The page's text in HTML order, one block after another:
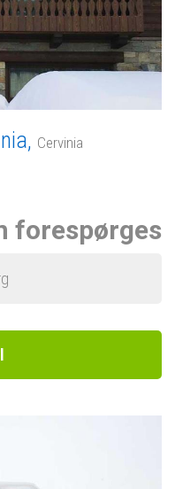
Cervinia
forespørges